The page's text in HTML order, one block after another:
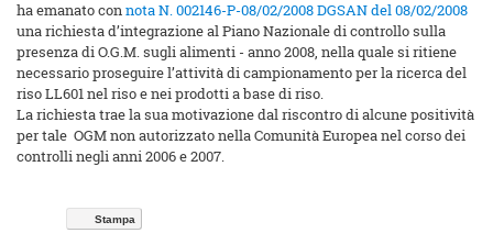
ha emanato connota N. 002146-P-08/02/2008 DGSAN del 08/02/2008
una richiesta d’integrazione al Piano Nazionale di controllo sulla
presenza di O.G.M. sugli alimenti - anno 2008, nella quale si ritiene
necessario proseguire l’attività di campionamento per la ricerca del
riso LL601 nel riso e nei prodotti a base di riso.
La richiesta trae la sua motivazione dal riscontro di alcune positività
per tale OGM non autorizzato nella Comunità Europea nel corso dei
controlli negli anni 2006 e 2007.
Stampa